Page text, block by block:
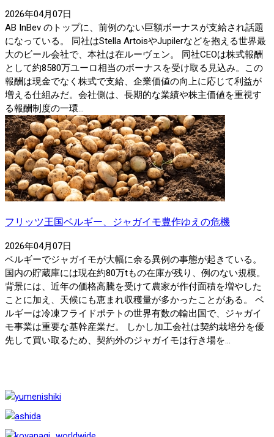
2026年04月07日
AB InBev のトップに、前例のない巨額ボーナスが支給され話題
になっている。 同社はStella ArtoisやJupilerなどを抱える世界最
大のビール会社で、本社は在ルーヴェン。 同社CEOは株式報酬
として約8580万ユーロ相当のボーナスを受け取る見込み。この
報酬は現金でなく株式で支給、企業価値の向上に応じて利益が
増える仕組みだ。会社側は、長期的な業績や株主価値を重視す
る報酬制度の一環...
フリッツ王国ベルギー、ジャガイモ豊作ゆえの危機
2026年04月07日
ベルギーでジャガイモが大幅に余る異例の事態が起きている。
国内の貯蔵庫には現在約80万tもの在庫が残り、例のない規模。
背景には、近年の価格高騰を受けて農家が作付面積を増やした
ことに加え、天候にも恵まれ収穫量が多かったことがある。 ベ
ルギーは冷凍フライドポテトの世界有数の輸出国で、ジャガイ
モ事業は重要な基幹産業だ。 しかし加工会社は契約栽培分を優
先して買い取るため、契約外のジャガイモは行き場を...